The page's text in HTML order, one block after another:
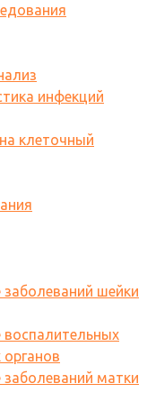
инфекций
клеточный
заболеваний шейки
воспалительных
заболеваний матки